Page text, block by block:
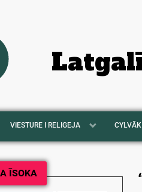
VIESTURE I RELIGEJA
ĪSOKA